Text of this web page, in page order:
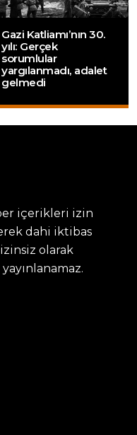
Gazi Katliamı’nın 30.
yılı: Gerçek
sorumlular
yargılanmadı, adalet
gelmedi
içerikleri izin
dahi iktibas
olarak